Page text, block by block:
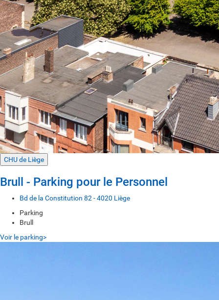
CHU de Liège
Brull - Parking pour le Personnel
Bd de la Constitution 82 - 4020 Liège
Parking
Brull
Voir le parking>